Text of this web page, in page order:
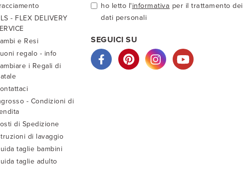
- FLEX DELIVERY
e Resi
regalo - info
i Regali di
- Condizioni di
di Spedizione
di lavaggio
taglie bambini
taglie adulto
ho letto l'informativa per il trattamento dei
dati personali
SEGUICI SU